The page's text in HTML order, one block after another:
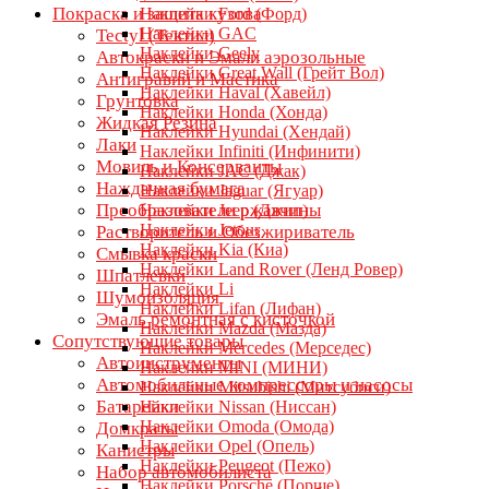
Покраска и защита кузова
Tectyl (Тектил)
Автокраски и Эмали аэрозольные
Антигравий и Мастика
Грунтовка
Жидкая Резина
Лаки
Мовиль и Консерванты
Наждачная бумага
Преобразователи ржавчины
Растворитель и Обезжириватель
Смывка краски
Шпатлевки
Шумоизоляция
Эмаль ремонтная с кисточкой
Сопутствующие товары
Автоинструменты
Автомобильные компрессоры и насосы
Батарейки
Домкраты
Канистры
Набор автомобилиста
Наклейки Ford (Форд)
Наклейки GAC
Наклейки Geely
Наклейки Great Wall (Грейт Вол)
Наклейки Haval (Хавейл)
Наклейки Honda (Хонда)
Наклейки Hyundai (Хендай)
Наклейки Infiniti (Инфинити)
Наклейки JAC (Джак)
Наклейки Jaguar (Ягуар)
Наклейки Jeep (Джип)
Наклейки Jetour
Наклейки Kia (Киа)
Наклейки Land Rover (Ленд Ровер)
Наклейки Li
Наклейки Lifan (Лифан)
Наклейки Mazda (Мазда)
Наклейки Mercedes (Мерседес)
Наклейки MINI (МИНИ)
Наклейки Mitsubishi (Митсубиси)
Наклейки Nissan (Ниссан)
Наклейки Omoda (Омода)
Наклейки Opel (Опель)
Наклейки Peugeot (Пежо)
Наклейки Porsche (Порше)